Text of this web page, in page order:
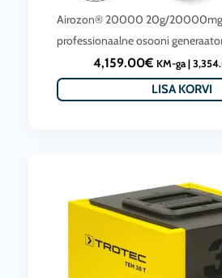
Airozon® 20000 20g/
professionaalne osooni
4,159.00€ KM-ga |
LISA KORVI